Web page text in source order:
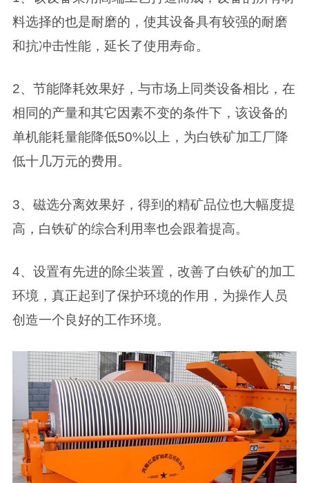
料选择的也是耐磨的，使其设备具有较强的耐磨
和抗冲击性能，延长了使用寿命。
2、节能降耗效果好，与市场上同类设备相比，在
相同的产量和其它因素不变的条件下，该设备的
单机能耗量能降低50%以上，为白铁矿加工厂降
低十几万元的费用。
3、磁选分离效果好，得到的精矿品位也大幅度提
高，白铁矿的综合利用率也会跟着提高。
4、设置有先进的除尘装置，改善了白铁矿的加工
环境，真正起到了保护环境的作用，为操作人员
创造一个良好的工作环境。